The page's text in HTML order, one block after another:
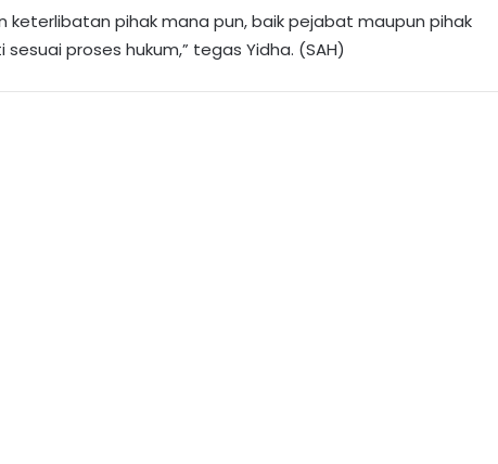
keterlibatan pihak mana pun, baik pejabat maupun pihak
proses hukum,” tegas Yidha. (SAH)